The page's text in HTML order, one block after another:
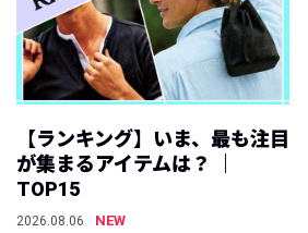
【ランキング】いま、最も注目
が集まるアイテムは？ ｜
TOP15
2026.08.06
NEW